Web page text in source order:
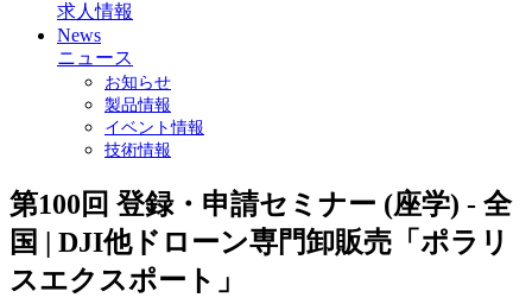
求人情報
News
ニュース
お知らせ
製品情報
イベント情報
技術情報
第100回 登録・申請セミナー (座学) - 全
国 | DJI他ドローン専門卸販売「ポラリ
スエクスポート」